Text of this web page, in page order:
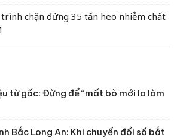
trình chặn đứng 35 tấn heo nhiễm chất
từ gốc: Đừng để “mất bò mới lo làm
Bắc Long An: Khi chuyển đổi số bắt